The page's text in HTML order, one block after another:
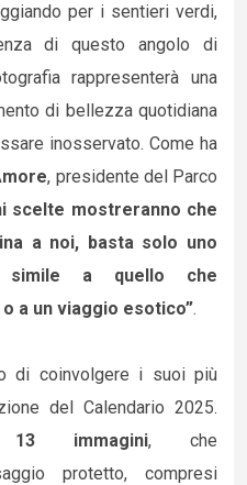
per i sentieri verdi,
di questo angolo di
rappresenterà una
di bellezza quotidiana
inosservato. Come ha
, presidente del Parco
scelte mostreranno che
a noi, basta solo uno
simile a quello che
a un viaggio esotico”.
di coinvolgere i suoi più
del Calendario 2025.
13 immagini, che
protetto, compresi